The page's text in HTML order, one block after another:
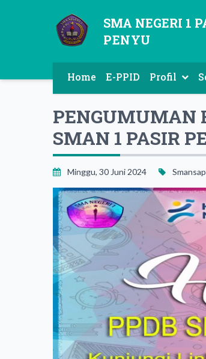
SMA NEGERI 1
PENYU
Home E-PPID Profil
PENGUMUMAN
SMAN 1 PASIR
Minggu, 30 Juni 2024